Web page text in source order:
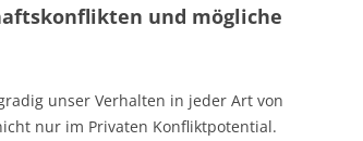
und mögliche
unser Verhalten in jeder Art von
nur im Privaten Konfliktpotential.